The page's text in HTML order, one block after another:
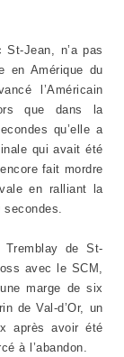
Jean, n’a pas
en Amérique du
l’Américain
que dans la
qu’elle a
qui avait été
fait mordre
en ralliant la
secondes.
de St-
avec le SCM,
marge de six
de Val-d’Or, un
après avoir été
à l’abandon.